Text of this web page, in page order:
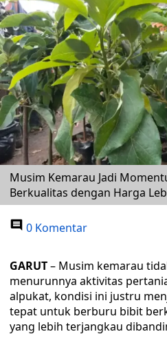
Musim Kemarau Jadi
Berkualitas dengan Harga
0 Komentar
GARUT– Musim kemarau
menurunnya aktivitas
alpukat, kondisi ini justru
tepat untuk berburu bibit
yang lebih terjangkau